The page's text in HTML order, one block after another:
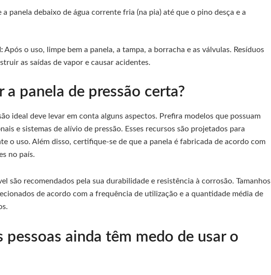
panela debaixo de água corrente fria (na pia) até que o pino desça e a
Após o uso, limpe bem a panela, a tampa, a borracha e as válvulas. Resíduos
as saídas de vapor e causar acidentes.
a panela de pressão certa?
ideal deve levar em conta alguns aspectos. Prefira modelos que possuam
e sistemas de alívio de pressão. Esses recursos são projetados para
o uso. Além disso, certifique-se de que a panela é fabricada de acordo com
no país.
são recomendados pela sua durabilidade e resistência à corrosão. Tamanhos
de acordo com a frequência de utilização e a quantidade média de
pessoas ainda têm medo de usar o